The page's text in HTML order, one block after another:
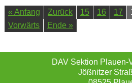
« Anfang Zurück 15 16 17
Vorwärts
Ende »
DAV Sektion Plauen-
Jößnitzer